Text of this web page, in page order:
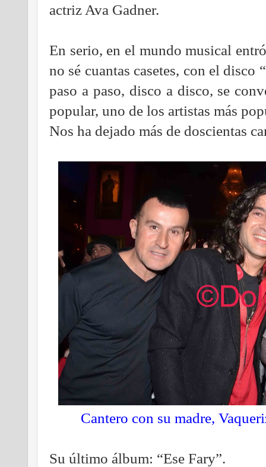
actriz Ava Gadner.
En serio, en el mundo musical
no sé cuantas casetes, con el
paso a paso, disco a disco, se
popular, uno de los artistas más
Nos ha dejado más de doscientas
Cantero con su madre,
Su último álbum: “Ese Fary”.